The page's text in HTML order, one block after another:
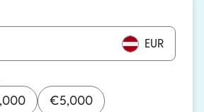
EUR
€5,000